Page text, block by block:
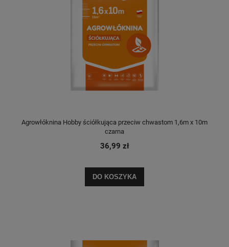
Agrowłóknina Hobby ściółkująca przeciw chwastom 1,6m x 10m
czarna
36,99 zł
DO KOSZYKA